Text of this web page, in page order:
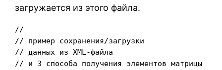
загружается из этого файла.
//
// пример сохранения/загрузки
// данных из XML-файла
// и 3 способа получения элементов матрицы